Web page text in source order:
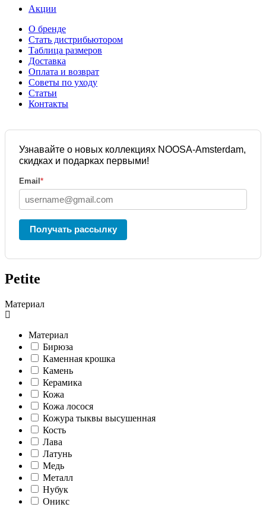
Акции
О бренде
Стать дистрибьютором
Таблица размеров
Доставка
Оплата и возврат
Советы по уходу
Статьи
Контакты
Узнавайте о новых коллекциях NOOSA-Amsterdam,
скидках и подарках первыми!
Email *
Получать рассылку
Petite
Материал
Материал
Бирюза
Каменная крошка
Камень
Керамика
Кожа
Кожа лосося
Кожура тыквы высушенная
Кость
Лава
Латунь
Медь
Металл
Нубук
Оникс